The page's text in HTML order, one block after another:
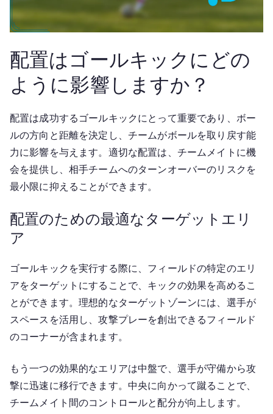
配置はゴールキックにどの
ように影響しますか？
配置は成功するゴールキックにとって重要であり、ボー
ルの方向と距離を決定し、チームがボールを取り戻す能
力に影響を与えます。適切な配置は、チームメイトに機
会を提供し、相手チームへのターンオーバーのリスクを
最小限に抑えることができます。
配置のための最適なターゲットエリ
ア
ゴールキックを実行する際に、フィールドの特定のエリ
アをターゲットにすることで、キックの効果を高めるこ
とができます。理想的なターゲットゾーンには、選手が
スペースを活用し、攻撃プレーを創出できるフィールド
のコーナーが含まれます。
もう一つの効果的なエリアは中盤で、選手が守備から攻
撃に迅速に移行できます。中央に向かって蹴ることで、
チームメイト間のコントロールと配分が向上します。